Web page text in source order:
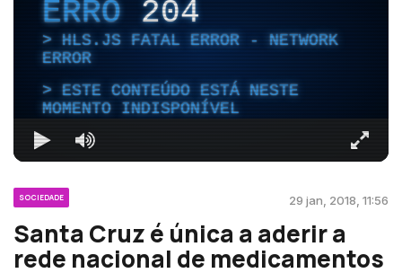
ERRO204
HLS.JS FATAL ERROR - NETWORK
ERROR
ESTE CONTEÚDO ESTÁ NESTE
MOMENTO INDISPONÍVEL
SOCIEDADE 29 jan, 2018, 11:56
Santa Cruz é única a aderir a
rede nacional de medicamentos